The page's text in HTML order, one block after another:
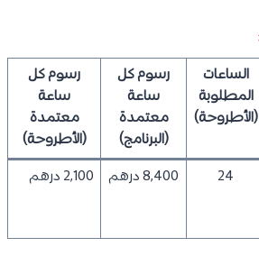
الساعات
المطلوبة
(الأطروحة)
رسوم كل
ساعة
معتمدة
(البرنامج)
رسوم كل
ساعة
معتمدة
(الأطروحة)
24 8,400 درهم 2,100 درهم